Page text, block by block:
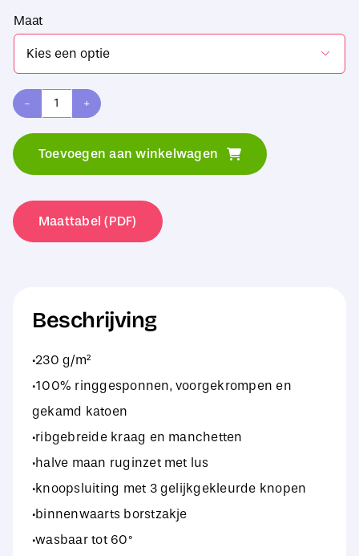
Maat

B&C
Workwear
Pocket
Toevoegen aan winkelwagen
Maattabel (PDF)
Beschrijving
·230 g/m²
·100% ringgesponnen, voorgekrompen en
gekamd katoen
·ribgebreide kraag en manchetten
·halve maan ruginzet met lus
·knoopsluiting met 3 gelijkgekleurde knopen
·binnenwaarts borstzakje
·wasbaar tot 60°